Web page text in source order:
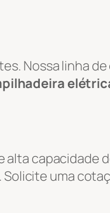
Nossa linha de
capacidade
uma